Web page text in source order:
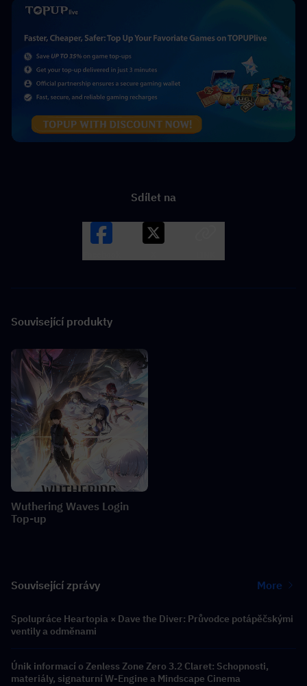
Sdílet na
Související produkty
Wuthering Waves Login
Top-up
Související zprávy More
Spolupráce Heartopia × Dave the Diver: Průvodce potápěčskými
ventily a odměnami
Únik informací o Zenless Zone Zero 3.2 Claret: Schopnosti,
materiály, signaturní W-Engine a Mindscape Cinema